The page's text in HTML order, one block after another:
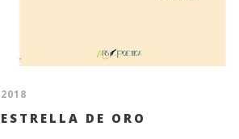
2018
ESTRELLA DE ORO